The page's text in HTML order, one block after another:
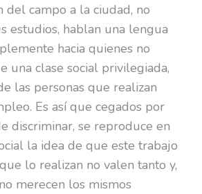
del campo a la ciudad, no
estudios, hablan una lengua
hacia quienes no
una clase social privilegiada,
las personas que realizan
Es así que cegados por
discriminar, se reproduce en
la idea de que este trabajo
lo realizan no valen tanto y,
merecen los mismos